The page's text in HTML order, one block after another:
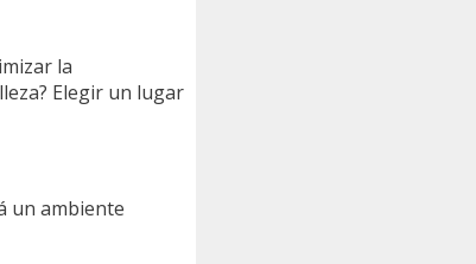
la
Elegir un lugar
un ambiente